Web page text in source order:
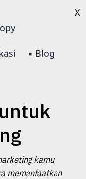
▪️ Blog
kamu
memanfaatkan
X